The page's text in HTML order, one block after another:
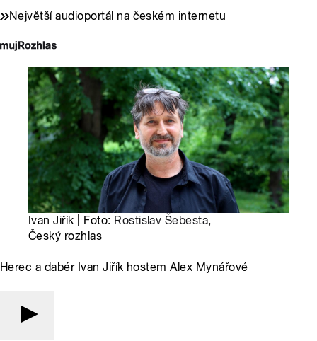
Největší audioportál na českém internetu
Ivan Jiřík | Foto: Rostislav Šebesta,
Český rozhlas
Herec a dabér Ivan Jiřík hostem Alex Mynářové